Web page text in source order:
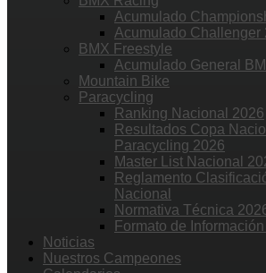
Acumulado
Acumulado Challenger
BMX Freestyle
Acumulado General
Mountain Bike
Paracycling
Ranking Nacional 2026
Resultados Copa
Paracycling 2026
Master List Nacional
Reglamento
Nacional
Normativa Técnica
Formato de
Noticias
Nuestros Campeones